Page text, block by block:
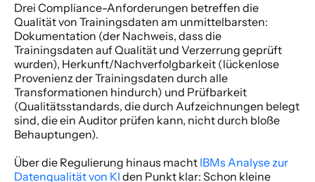
Drei Compliance-Anforderungen betreffen die
Qualität von Trainingsdaten am unmittelbarsten:
Dokumentation (der Nachweis, dass die
Trainingsdaten auf Qualität und Verzerrung geprüft
wurden), Herkunft/Nachverfolgbarkeit (lückenlose
Provenienz der Trainingsdaten durch alle
Transformationen hindurch) und Prüfbarkeit
(Qualitätsstandards, die durch Aufzeichnungen belegt
sind, die ein Auditor prüfen kann, nicht durch bloße
Behauptungen).
Über die Regulierung hinaus macht IBMs Analyse zur
Datenqualität von KI den Punkt klar: Schon kleine